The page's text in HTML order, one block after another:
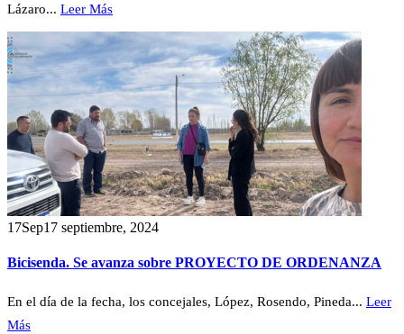
Lázaro... Leer Más
17Sep17 septiembre, 2024
Bicisenda. Se avanza sobre PROYECTO DE ORDENANZA
En el día de la fecha, los concejales, López, Rosendo, Pineda... Leer
Más